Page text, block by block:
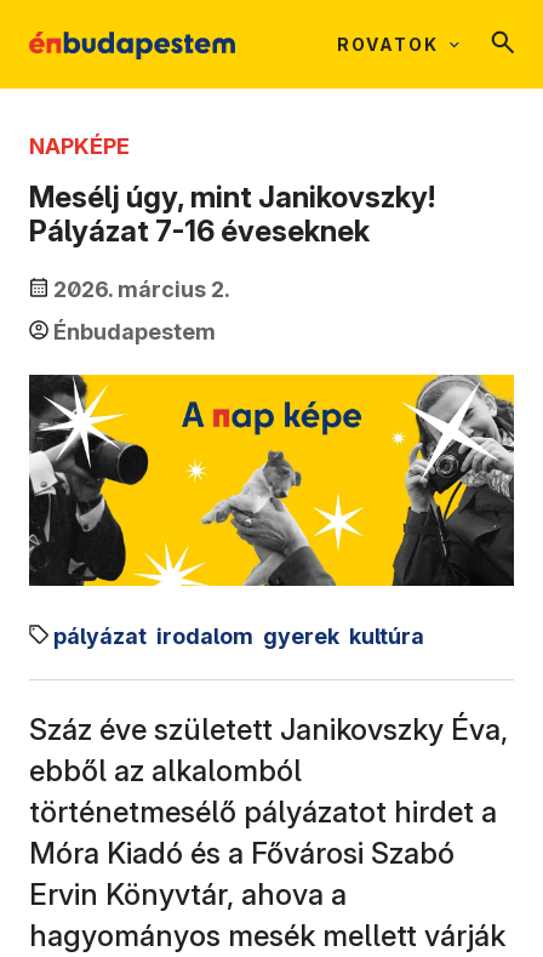
ROVATOK
NAPKÉPE
Mesélj úgy, mint Janikovszky!
Pályázat 7-16 éveseknek
2026. március 2.
Énbudapestem
pályázat irodalom gyerek kultúra
Száz éve született Janikovszky Éva,
ebből az alkalomból
történetmesélő pályázatot hirdet a
Móra Kiadó és a Fővárosi Szabó
Ervin Könyvtár, ahova a
hagyományos mesék mellett várják